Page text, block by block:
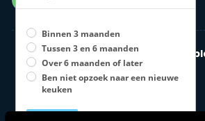
Zoeken Nieuwe advertentie
Bedrijven
Binnen 3 maanden
Tussen 3 en 6 maanden
Over 6 maanden of later
Ben niet opzoek naar een nieuwe
keuken